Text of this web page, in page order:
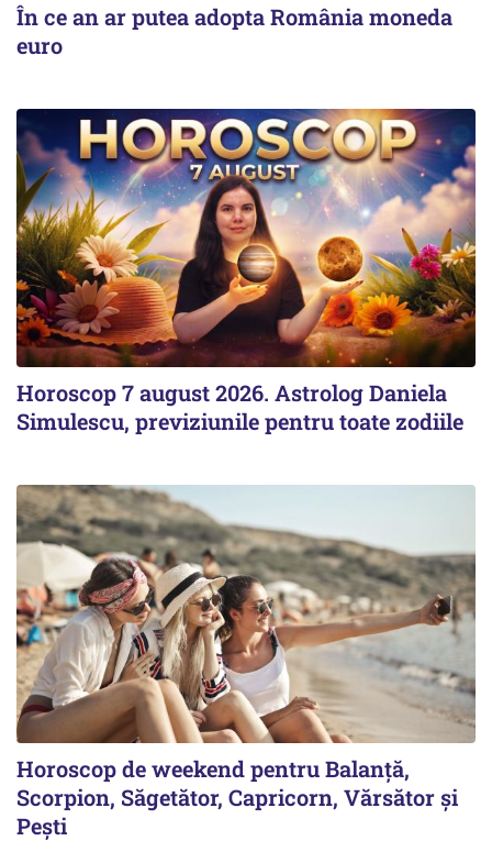
În ce an ar putea adopta România moneda
euro
Horoscop 7 august 2026. Astrolog Daniela
Simulescu, previziunile pentru toate zodiile
Horoscop de weekend pentru Balanță,
Scorpion, Săgetător, Capricorn, Vărsător și
Pești